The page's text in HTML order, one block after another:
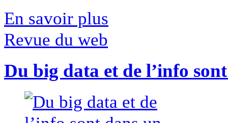
En savoir plus
Revue du web
Du big data et de l’info